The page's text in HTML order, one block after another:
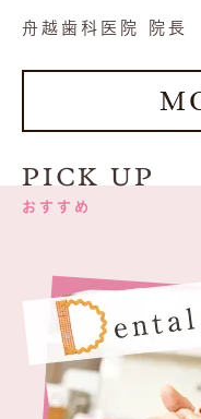
舟越歯科医院 院長
PICK UP
おすすめ